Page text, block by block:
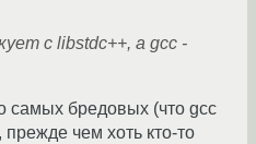
с libstdc++, а gcc -
самых бредовых (что gcc
чем хоть кто-то